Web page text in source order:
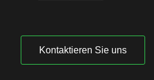
Kontaktieren Sie uns